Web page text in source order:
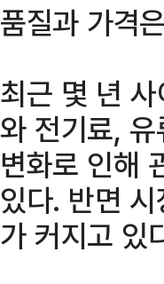
품질과 가격
최근 몇 년
와 전기료,
변화로 인해
있다. 반면
가 커지고 있